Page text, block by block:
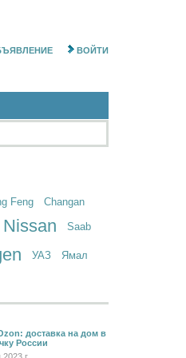
ВОЙТИ
Feng Changan
Nissan Saab
УАЗ Ямал
доставка на дом в
России